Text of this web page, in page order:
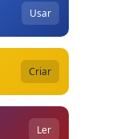
Usar
Criar
Ler